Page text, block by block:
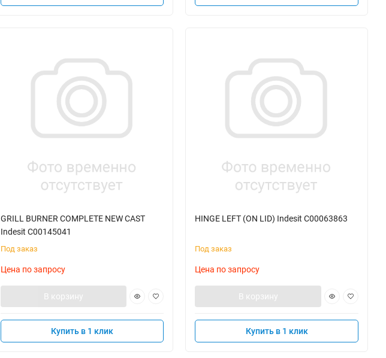
GRILL BURNER COMPLETE NEW CAST
Indesit C00145041
Под заказ
Цена по запросу
В корзину
Купить в 1 клик
HINGE LEFT (ON LID) Indesit C00063863
Под заказ
Цена по запросу
В корзину
Купить в 1 клик